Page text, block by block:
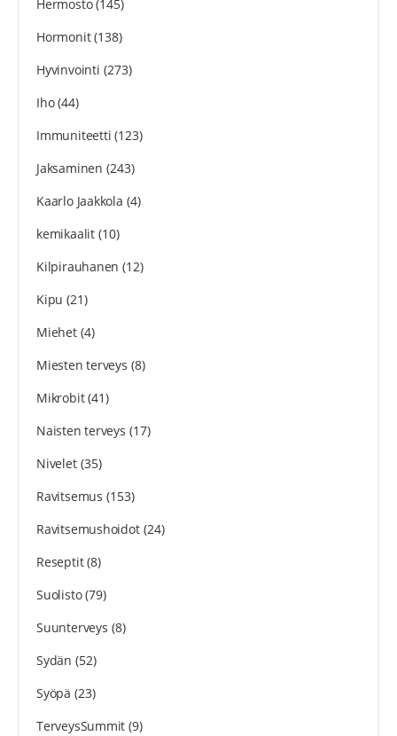
Hermosto(145)
Hormonit(138)
Hyvinvointi (273)
Iho(44)
Immuniteetti (123)
Jaksaminen (243)
Kaarlo Jaakkola (4)
kemikaalit(10)
Kilpirauhanen (12)
Kipu (21)
Miehet(4)
Miesten terveys (8)
Mikrobit(41)
Naisten terveys (17)
Nivelet(35)
Ravitsemus (153)
Ravitsemushoidot(24)
Reseptit(8)
Suolisto(79)
Suunterveys (8)
Sydän (52)
Syöpä (23)
TerveysSummit (9)